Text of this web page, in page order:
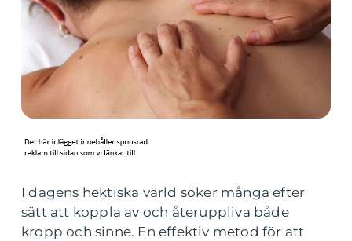
I dagens hektiska värld söker många efter
sätt att koppla av och återuppliva både
kropp och sinne. En effektiv metod för att